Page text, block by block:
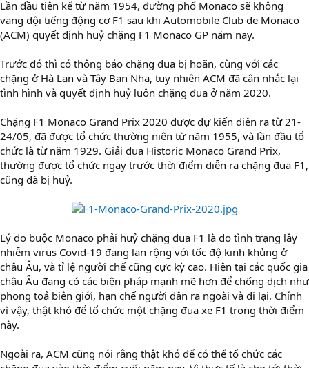
Lần đầu tiên kể từ năm 1954, đường phố Monaco sẽ không
vang dội tiếng động cơ F1 sau khi Automobile Club de Monaco
(ACM) quyết định huỷ chặng F1 Monaco GP năm nay.
Trước đó thì có thông báo chặng đua bị hoãn, cùng với các
chặng ở Hà Lan và Tây Ban Nha, tuy nhiên ACM đã cân nhắc lại
tình hình và quyết định huỷ luôn chặng đua ở năm 2020.
Chặng F1 Monaco Grand Prix 2020 được dự kiến diễn ra từ 21-
24/05, đã được tổ chức thường niên từ năm 1955, và lần đầu tổ
chức là từ năm 1929. Giải đua Historic Monaco Grand Prix,
thường được tổ chức ngay trước thời điểm diễn ra chặng đua F1,
cũng đã bị huỷ.
Lý do buộc Monaco phải huỷ chặng đua F1 là do tình trạng lây
nhiễm virus Covid-19 đang lan rộng với tốc độ kinh khủng ở
châu Âu, và tỉ lệ người chế cũng cực kỳ cao. Hiện tại các quốc gia
châu Âu đang có các biện pháp mạnh mẽ hơn để chống dịch như
phong toả biên giới, hạn chế người dân ra ngoài và đi lại. Chính
vì vậy, thật khó để tổ chức một chặng đua xe F1 trong thời điểm
này.
Ngoài ra, ACM cũng nói rằng thật khó để có thể tổ chức các